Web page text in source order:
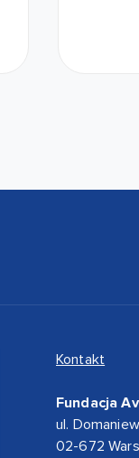
Kontakt
Fundacja
ul.
02-672